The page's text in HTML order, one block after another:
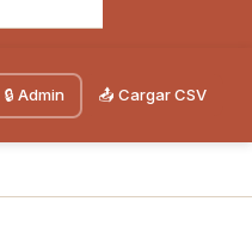
🔒 Admin 📤 Cargar CSV